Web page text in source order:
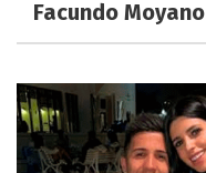
Facundo Moyano